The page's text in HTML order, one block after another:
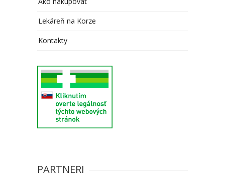
Lekáreň na Korze
Kontakty
PARTNERI